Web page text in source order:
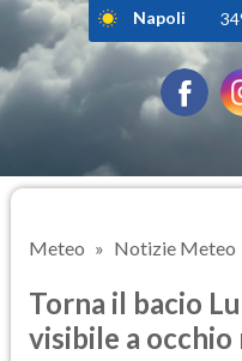
Napoli
Meteo Notizie Meteo
Torna il bacio
visibile a occhio